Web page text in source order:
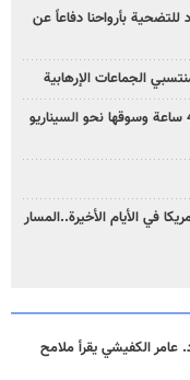
بأرواحنا دفاعاً عن
بزشكيان: خططوا لإسقاط إيران خلال 48 ساعة وسوقها نحو السيناريو
في الأيام الأخيرة..المسار
الكفيشي يقرأ ملامح